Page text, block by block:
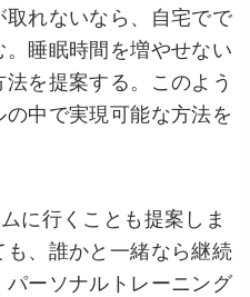
れないなら、自宅でで
睡眠時間を増やせない
を提案する。このよう
中で実現可能な方法を
に行くことも提案しま
も、誰かと一緒なら継続
パーソナルトレーニング